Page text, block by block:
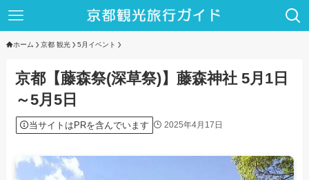
ホーム 京都 観光 5月イベント
京都【藤森祭(深草祭)】藤森神社 5月1日
～5月5日
当サイトはPRを含んでいます 2025年4月17日